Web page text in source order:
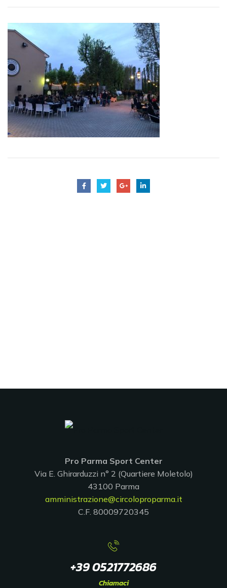
Pro Parma Sport Center
Via E. Ghirarduzzi n° 2 (Quartiere Moletolo)
43100 Parma
amministrazione@circoloproparma.it
C.F. 80009720345
+39 0521772686
Chiamaci